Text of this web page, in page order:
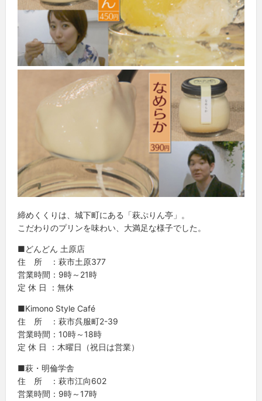
締めくくりは、城下町にある「萩ぷりん亭」。
こだわりのプリンを味わい、大満足な様子でした。
■どんどん 土原店
住 所 ：萩市土原377
営業時間：9時～21時
定 休 日 ：無休
■Kimono Style Café
住 所 ：萩市呉服町2-39
営業時間：10時～18時
定 休 日 ：木曜日（祝日は営業）
■萩・明倫学舎
住 所 ：萩市江向602
営業時間：9時～17時